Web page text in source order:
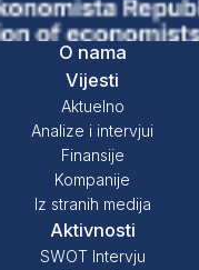
O nama
Vijesti
Aktuelno
Analize i intervjui
Finansije
Kompanije
Iz stranih medija
Aktivnosti
SWOT Intervju